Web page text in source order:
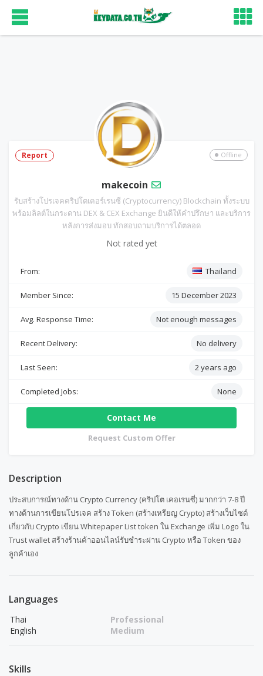
Offline
makecoin
รับสร้างโปรเจคคริปโตเคอร์เรนซี (Cryptocurrency) Blockchain ทั้งระบบ
พร้อมลิลต์ในกระดาน DEX & CEX Exchange ยินดีให้คำปรึกษา และบริการ
หลังการส่งมอบ ทักสอบถามบริการได้ตลอด
Not rated yet
From: Thailand
Member Since: 15 December 2023
Avg. Response Time: Not enough messages
Recent Delivery: No delivery
Last Seen: 2 years ago
Completed Jobs: None
Contact Me
Request Custom Offer
Report
Description
ประสบการณ์ทางด้าน Crypto Currency (คริปโต เคอเรนซี่) มากกว่า 7-8 ปี
ทางด้านการเขียนโปรเจค สร้าง Token (สร้างเหรียญ Crypto) สร้างเว็บไซด์
เกี่ยวกับ Crypto เขียน Whitepaper List token ใน Exchange เพิ่ม Logo ใน
Trust wallet สร้างร้านค้าออนไลน์รับชำระผ่าน Crypto หรือ Token ของ
ลูกค้าเอง
Languages
Skills